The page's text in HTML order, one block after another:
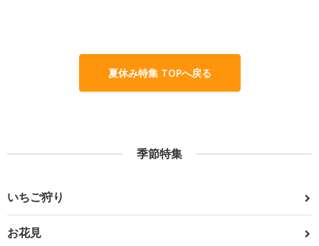
夏休み特集 TOPへ戻る
季節特集
いちご狩り
お花見